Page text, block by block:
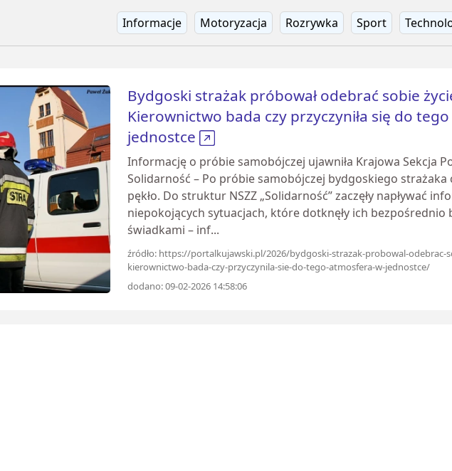
Informacje Motoryzacja Rozrywka Sport
Bydgoski strażak próbował odebrać sobie
Kierownictwo bada czy przyczyniła się do
jednostce
Informację o próbie samobójczej ujawniła Krajowa Sekcja
Solidarność – Po próbie samobójczej bydgoskiego strażaka
pękło. Do struktur NSZZ „Solidarność” zaczęły napływać
niepokojących sytuacjach, które dotknęły ich bezpośrednio
świadkami – inf...
źródło: https://portalkujawski.pl/2026/bydgoski-strazak-probowal-odebrac-
kierownictwo-bada-czy-przyczynila-sie-do-tego-atmosfera-w-jednostce/
dodano: 09-02-2026 14:58:06